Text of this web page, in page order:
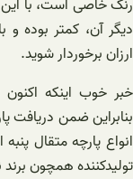
رنگ خاصی است، با این
دیگر آن، کمتر بوده و
ارزان برخوردار شوید.
خبر خوب اینکه
بنابراین ضمن دریافت
انواع پارچه متقال
تولیدکننده همچون